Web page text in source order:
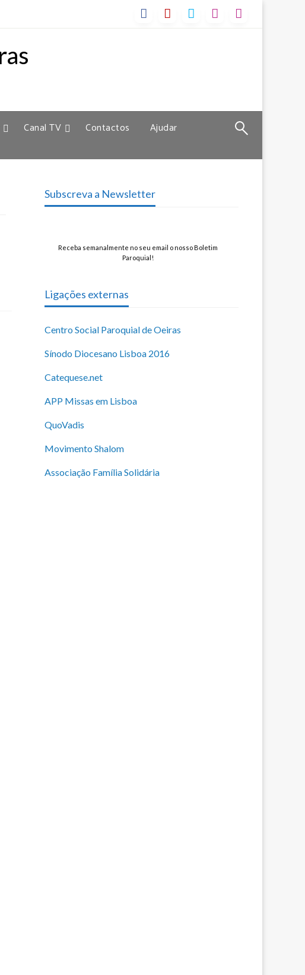
Canal TV Contactos Ajudar
Subscreva a Newsletter
Receba semanalmente no seu email o nosso Boletim
Paroquial!
Ligações externas
Centro Social Paroquial de Oeiras
Sínodo Diocesano Lisboa 2016
Catequese.net
APP Missas em Lisboa
QuoVadis
Movimento Shalom
Associação Família Solidária